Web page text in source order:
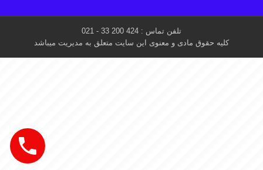
تلفن تماس : 424 200 33 - 021
کلیه حقوق مادی و معنوی این سایت متعلق به مدیریت میباشد